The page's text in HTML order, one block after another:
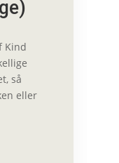
Kind
så
eller